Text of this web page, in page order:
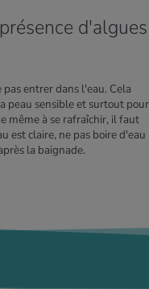
d'algues
entrer dans l'eau. Cela
peau sensible et surtout pour
même à se rafraîchir, il faut
est claire, ne pas boire d'eau
la baignade.